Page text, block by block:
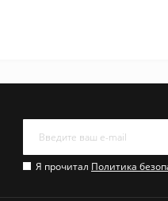
Я прочитал Политика